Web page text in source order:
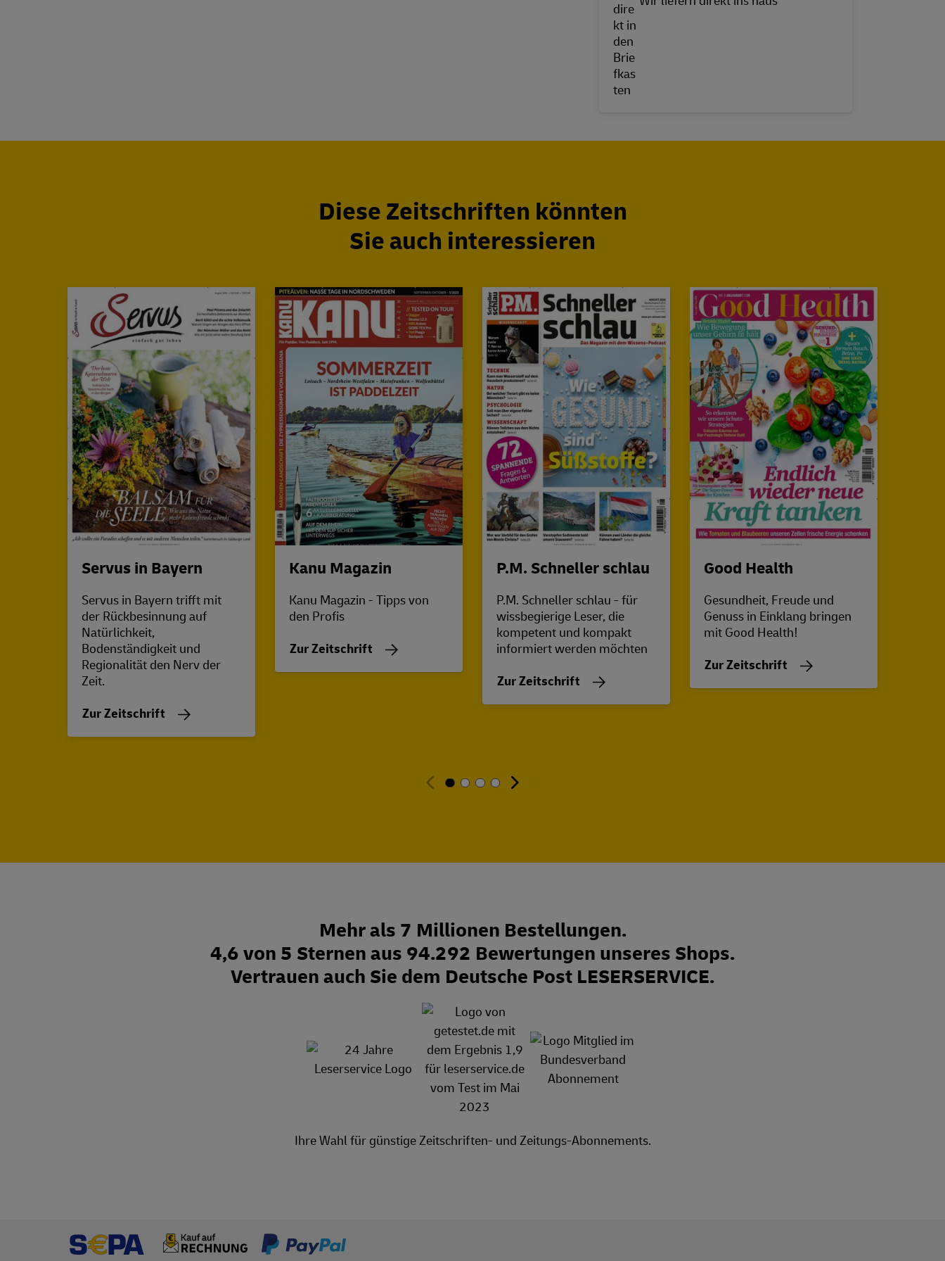
Diese Zeitschriften könnten
Sie auch interessieren
Servus in Bayern
Servus in Bayern trifft mit
der Rückbesinnung auf
Natürlichkeit,
Bodenständigkeit und
Regionalität den Nerv der
Zeit.
Zur Zeitschrift
Kanu Magazin
Kanu Magazin - Tipps von
den Profis
Zur Zeitschrift
P.M. Schneller schlau
P.M. Schneller schlau - für
wissbegierige Leser, die
kompetent und kompakt
informiert werden möchten
Zur Zeitschrift
Good Health
Gesundheit, Freude und
Genuss in Einklang bringen
mit Good Health!
Zur Zeitschrift
Mehr als 7 Millionen Bestellungen.
4,6 von 5 Sternen aus 94.292 Bewertungen unseres Shops.
Vertrauen auch Sie dem Deutsche Post LESERSERVICE.
Ihre Wahl für günstige Zeitschriften- und Zeitungs-Abonnements.